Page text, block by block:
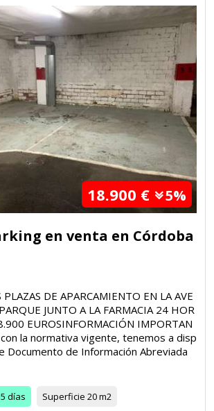
18.900 € 5%
en venta en Córdoba
PLAZAS DE APARCAMIENTO EN LA AVE
JUNTO A LA FARMACIA 24 HOR
EUROSINFORMACIÓN IMPORTAN
la normativa vigente, tenemos a disp
Documento de Información Abreviada
días Superficie 20 m2